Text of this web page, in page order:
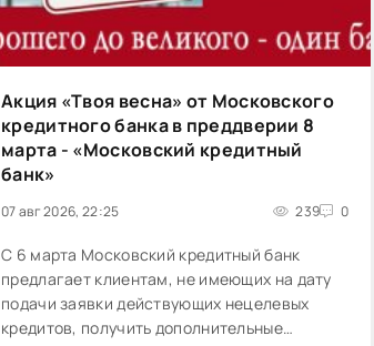
Акция «Твоя весна» от Московского
кредитного банка в преддверии 8
марта - «Московский кредитный
банк»
07 авг 2026, 22:25 239 0
С 6 марта Московский кредитный банк
предлагает клиентам, не имеющих на дату
подачи заявки действующих нецелевых
кредитов, получить дополнительные